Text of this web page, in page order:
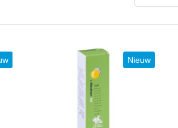
Nieuw